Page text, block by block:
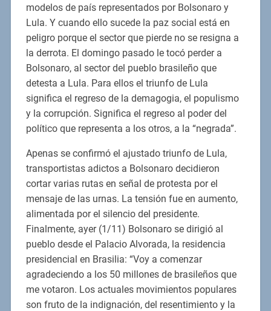
modelos de país representados por Bolsonaro y
Lula. Y cuando ello sucede la paz social está en
peligro porque el sector que pierde no se resigna a
la derrota. El domingo pasado le tocó perder a
Bolsonaro, al sector del pueblo brasileño que
detesta a Lula. Para ellos el triunfo de Lula
significa el regreso de la demagogia, el populismo
y la corrupción. Significa el regreso al poder del
político que representa a los otros, a la “negrada”.
Apenas se confirmó el ajustado triunfo de Lula,
transportistas adictos a Bolsonaro decidieron
cortar varias rutas en señal de protesta por el
mensaje de las urnas. La tensión fue en aumento,
alimentada por el silencio del presidente.
Finalmente, ayer (1/11) Bolsonaro se dirigió al
pueblo desde el Palacio Alvorada, la residencia
presidencial en Brasilia: “Voy a comenzar
agradeciendo a los 50 millones de brasileños que
me votaron. Los actuales movimientos populares
son fruto de la indignación, del resentimiento y la